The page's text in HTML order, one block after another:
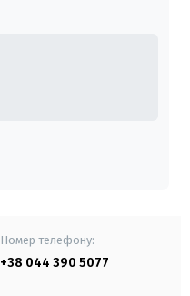
Номер телефону:
+38 044 390 5077